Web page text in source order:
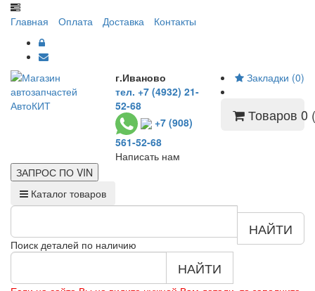
Главная Оплата Доставка Контакты
г.Иваново
тел. +7 (4932) 21-
52-68
+7 (908)
561-52-68
Написать нам
Закладки (0)
Товаров 0
ЗАПРОС ПО VIN
Каталог товаров
Поиск деталей по наличию
НАЙТИ
НАЙТИ